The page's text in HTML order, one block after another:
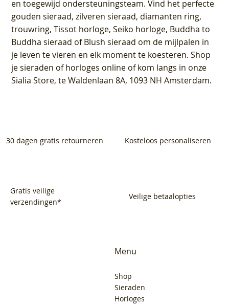
en toegewijd ondersteuningsteam. Vind het perfecte
gouden sieraad, zilveren sieraad, diamanten ring,
trouwring, Tissot horloge, Seiko horloge, Buddha to
Buddha sieraad of Blush sieraad om de mijlpalen in
je leven te vieren en elk moment te koesteren. Shop
je sieraden of horloges online of kom langs in onze
Sialia Store, te Waldenlaan 8A, 1093 NH Amsterdam.
30 dagen gratis retourneren Kosteloos personaliseren
Gratis veilige
verzendingen*
Veilige betaalopties
Menu
Shop
Sieraden
Horloges